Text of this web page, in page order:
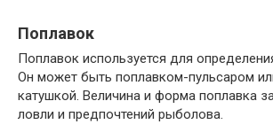
Поплавок
Поплавок используется для
Он может быть поплавком-пульсаром
катушкой. Величина и форма поплавка
ловли и предпочтений рыболова.